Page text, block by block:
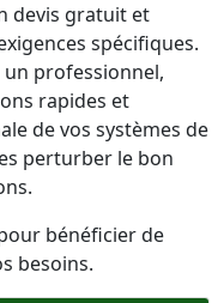
devis gratuit et
spécifiques.
professionnel,
rapides et
de vos systèmes de
perturber le bon
bénéficier de
besoins.